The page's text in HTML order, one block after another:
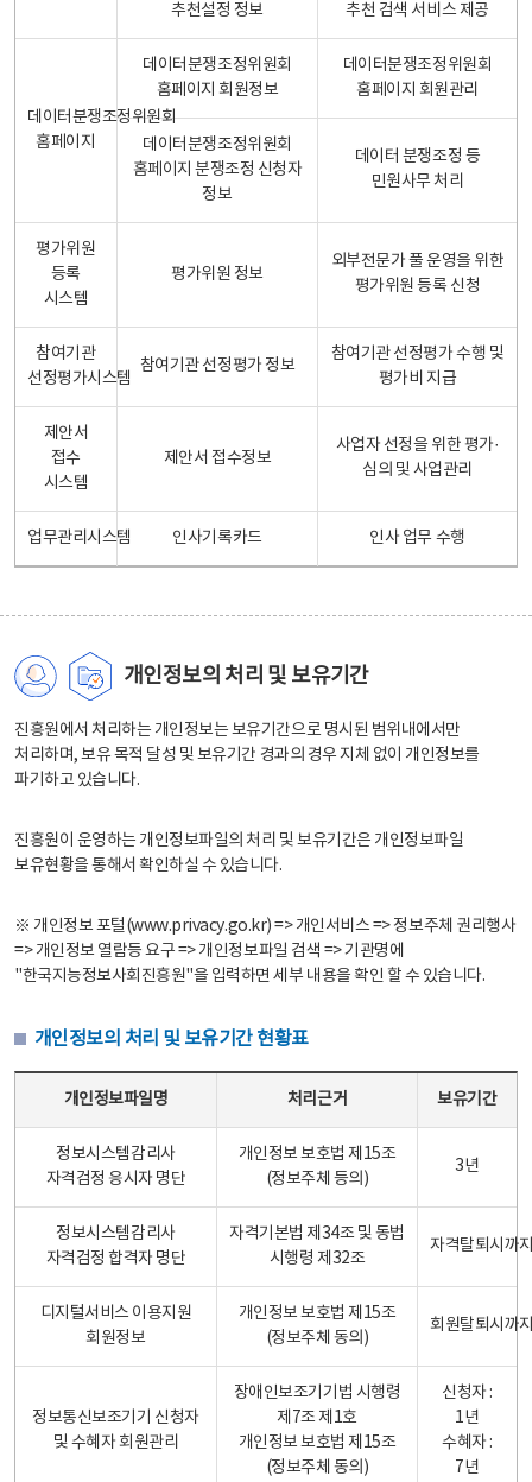
추천설정 정보 추천 검색 서비스 제공
데이터분쟁조정위원회
홈페이지
데이터분쟁조정위원회
홈페이지 회원정보
데이터분쟁조정위원회
홈페이지 회원관리
데이터분쟁조정위원회
홈페이지 분쟁조정 신청자
정보
데이터 분쟁조정 등
민원사무 처리
평가위원
등록
시스템
평가위원 정보
외부전문가 풀 운영을 위한
평가위원 등록 신청
참여기관
선정평가시스템
참여기관 선정평가 정보
참여기관 선정평가 수행 및
평가비 지급
제안서
접수
시스템
제안서 접수정보
사업자 선정을 위한 평가·
심의 및 사업관리
업무관리시스템 인사기록카드 인사 업무 수행
개인정보의 처리 및 보유기간
진흥원에서 처리하는 개인정보는 보유기간으로 명시된 범위내에서만
처리하며, 보유 목적 달성 및 보유기간 경과의 경우 지체 없이 개인정보를
파기하고 있습니다.
진흥원이 운영하는 개인정보파일의 처리 및 보유기간은 개인정보파일
보유현황을 통해서 확인하실 수 있습니다.
※ 개인정보 포털(www.privacy.go.kr) => 개인서비스 => 정보주체 권리행사
=> 개인정보 열람등 요구 => 개인정보파일 검색 => 기관명에
"한국지능정보사회진흥원"을 입력하면 세부 내용을 확인 할 수 있습니다.
개인정보의 처리 및 보유기간 현황표
개인정보파일명 처리근거 보유기간
정보시스템감리사
자격검정 응시자 명단
개인정보 보호법 제15조
(정보주체 등의)
3년
정보시스템감리사
자격검정 합격자 명단
자격기본법 제34조 및 동법
시행령 제32조
자격탈퇴시까
디지털서비스 이용지원
회원정보
개인정보 보호법 제15조
(정보주체 동의)
회원탈퇴시까
정보통신보조기기 신청자
및 수혜자 회원관리
장애인보조기기법 시행령
제7조 제1호
개인정보 보호법 제15조
(정보주체 동의)
신청자 :
1년
수혜자 :
7년